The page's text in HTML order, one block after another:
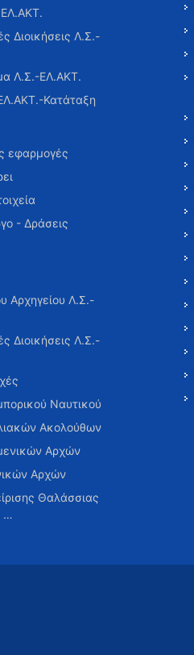
Διοικήσεις Λ.Σ.-
Λ.Σ.-ΕΛ.ΑΚΤ.
Κατάταξη
εφαρμογές
- Δράσεις
Αρχηγείου Λ.Σ.-
Διοικήσεις Λ.Σ.-
Ναυτικού
Ακολούθων
Αρχών
Αρχών
Θαλάσσιας
…